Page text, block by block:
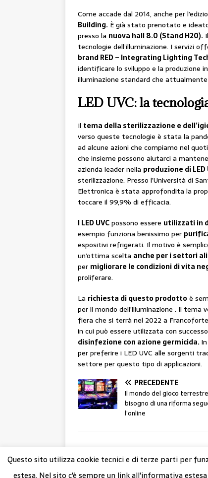
Come accade dal 2014, anche per
Building. È già stato prenotato e
presso la nuova hall 8.0 (Stand H20).
tecnologie dell’illuminazione. I servizi
brand RED – Integrating Lighting
identificare lo sviluppo e la produzione
illuminazione standard che
LED UVC: la
Il tema della sterilizzazione e
verso queste tecnologie è stata la
ad alcune azioni che compiamo nel
che insieme possono aiutarci a
azienda leader nella produzione di LED
sterilizzazione. Presso l’Università di
Elettronica è stata approfondita la
toccare il 99,9% di efficacia.
I LED UVCpossono essere utilizzati in
esempio funziona benissimo per
espositivi refrigerati. Il motivo è
un’ottima scelta anche per i settori
per migliorare le condizioni di vita
proliferare.
La richiesta di questo prodotto è
per il mondo dell’illuminazione . Il tema
fiera che si terrà nel 2022 a
in cui può essere utilizzata con
disinfezione con azione germicida.
per preferire i LED UVC alle sorgenti
settore per questo tipo di applicazioni.
PRECEDENTE
Il mondo del gioco
bisogno di una riforma
l’online
@ Copyright 2023 Nuovo Artigiano
Questo sito utilizza cookie tecnici e di terze parti per
estesa. Nel sito c'è sempre un link all'informativa